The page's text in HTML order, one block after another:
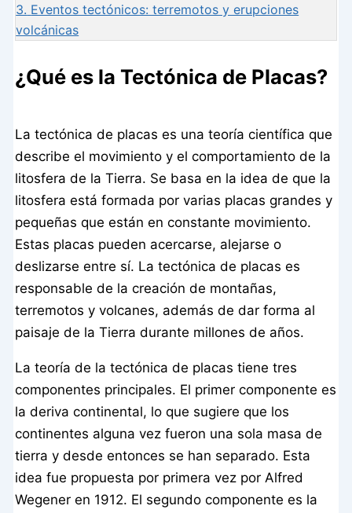
3. Eventos tectónicos: terremotos y erupciones
volcánicas
¿Qué es la Tectónica de Placas?
La tectónica de placas es una teoría científica que
describe el movimiento y el comportamiento de la
litosfera de la Tierra. Se basa en la idea de que la
litosfera está formada por varias placas grandes y
pequeñas que están en constante movimiento.
Estas placas pueden acercarse, alejarse o
deslizarse entre sí. La tectónica de placas es
responsable de la creación de montañas,
terremotos y volcanes, además de dar forma al
paisaje de la Tierra durante millones de años.
La teoría de la tectónica de placas tiene tres
componentes principales. El primer componente es
la deriva continental, lo que sugiere que los
continentes alguna vez fueron una sola masa de
tierra y desde entonces se han separado. Esta
idea fue propuesta por primera vez por Alfred
Wegener en 1912. El segundo componente es la